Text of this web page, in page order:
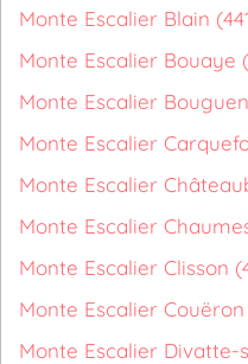
Monte Escalier Blain
Monte Escalier Bouaye
Monte Escalier
Monte Escalier
Monte Escalier
Monte Escalier
Monte Escalier Clisson
Monte Escalier Couëron
Monte Escalier Divatte-